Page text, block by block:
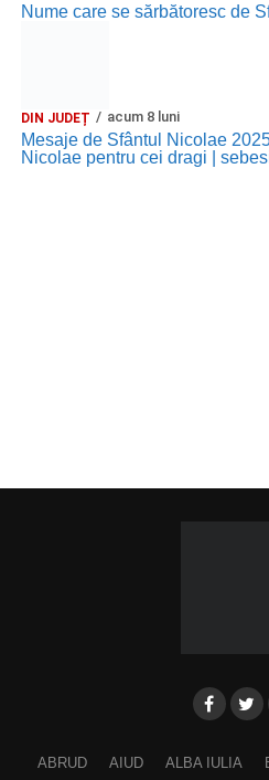
Nume care se sărbătoresc de
DIN JUDEȚ acum 8 luni
Mesaje de Sfântul Nicolae
Nicolae pentru cei dragi |
ABRUD AIUD ALBA IULIA